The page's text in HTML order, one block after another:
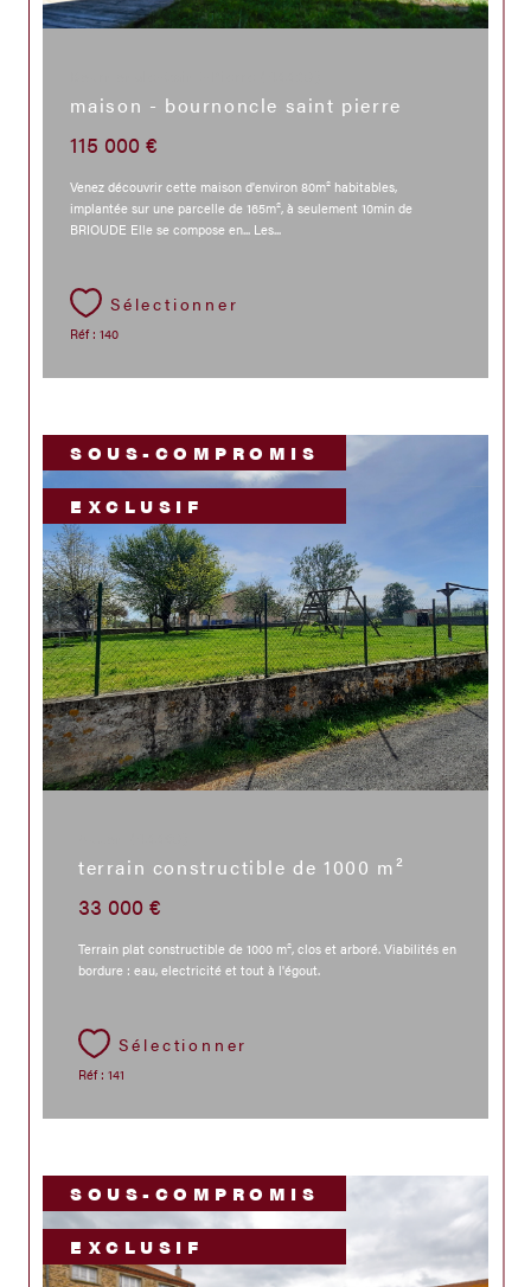
maison - bournoncle saint pierre
115 000 €
Venez découvrir cette maison d'environ 80m² habitables,
implantée sur une parcelle de 165m², à seulement 10min de
BRIOUDE Elle se compose en... Les...
Sélectionner
Réf : 140
terrain constructible de 1000 m²
33 000 €
Terrain plat constructible de 1000 m², clos et arboré. Viabilités en
bordure : eau, electricité et tout à l'égout.
Sélectionner
Réf : 141
SOUS-COMPROMIS
EXCLUSIF
SOUS-COMPROMIS
EXCLUSIF